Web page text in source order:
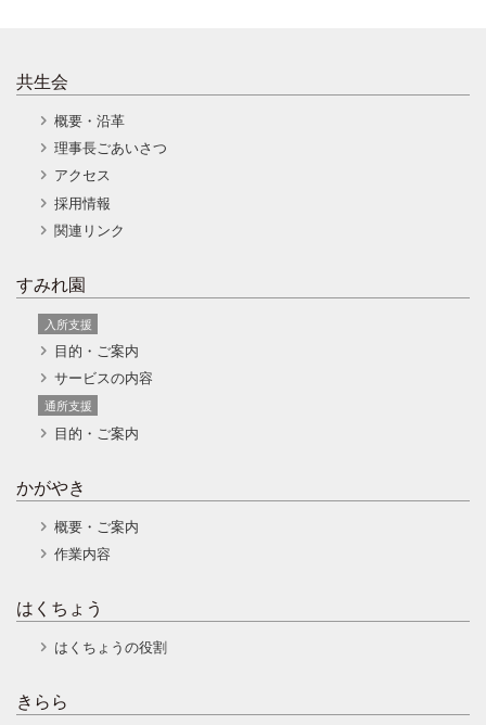
共生会
概要・沿革
理事長ごあいさつ
アクセス
採用情報
関連リンク
すみれ園
入所支援
目的・ご案内
サービスの内容
通所支援
目的・ご案内
かがやき
概要・ご案内
作業内容
はくちょう
はくちょうの役割
きらら